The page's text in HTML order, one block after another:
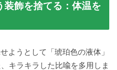
装飾を捨てる：体温を
ようとして「琥珀色の液体」
キラキラした比喩を多用しま